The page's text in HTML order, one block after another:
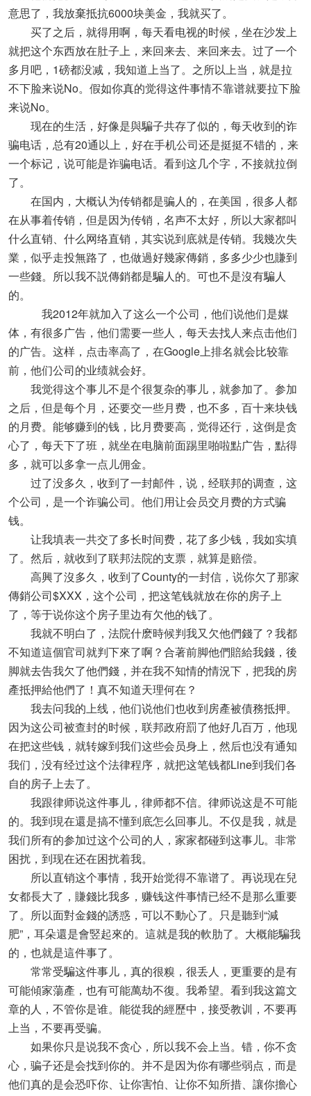
意思了，我放棄抵抗6000块美金，我就买了。
买了之后，就得用啊，每天看电视的时候，坐在沙发上
就把这个东西放在肚子上，来回来去、来回来去。过了一个
多月吧，1磅都没减，我知道上当了。之所以上当，就是拉
不下脸来说No。假如你真的觉得这件事情不靠谱就要拉下脸
来说No。
现在的生活，好像是與騙子共存了似的，每天收到的诈
骗电话，总有20通以上，好在手机公司还是挺挺不错的，来
一个标记，说可能是诈骗电话。看到这几个字，不接就拉倒
了。
在国内，大概认为传销都是骗人的，在美国，很多人都
在从事着传销，但是因为传销，名声不太好，所以大家都叫
什么直销、什么网络直销，其实说到底就是传销。我幾次失
業，似乎走投無路了，也做過好幾家傳銷，多多少少也賺到
一些錢。所以我不説傳銷都是騙人的。可也不是沒有騙人
的。
我2012年就加入了这么一个公司，他们说他们是媒
体，有很多广告，他们需要一些人，每天去找人来点击他们
的广告。这样，点击率高了，在Google上排名就会比较靠
前，他们公司的业绩就会好。
我觉得这个事儿不是个很复杂的事儿，就参加了。参加
之后，但是每个月，还要交一些月费，也不多，百十来块钱
的月费。能够赚到的钱，比月费要高，觉得还行，这倒是贪
心了，每天下了班，就坐在电脑前面踢里啪啦點广告，點得
多，就可以多拿一点儿佣金。
过了没多久，收到了一封邮件，说，经联邦的调查，这
个公司，是一个诈骗公司。他们用让会员交月费的方式骗
钱。
让我填表一共交了多长时间费，花了多少钱，我如实填
了。然后，就收到了联邦法院的支票，就算是赔偿。
高興了沒多久，收到了County的一封信，说你欠了那家
傳銷公司$XXX，这个公司，把这笔钱就放在你的房子上
了，等于说你这个房子里边有欠他的钱了。
我就不明白了，法院什麽時候判我又欠他們錢了？我都
不知道這個官司就判下來了啊？合著前脚他們賠給我錢，後
脚就去告我欠了他們錢，并在我不知情的情況下，把我的房
產抵押給他們了！真不知道天理何在？
我去问我的上线，他们说他们也收到房產被債務抵押。
因为这公司被查封的时候，联邦政府罰了他好几百万，他现
在把这些钱，就转嫁到我们这些会员身上，然后也没有通知
我们，没有经过这个法律程序，就把这笔钱都Line到我们各
自的房子上去了。
我跟律师说这件事儿，律师都不信。律师说这是不可能
的。我到現在還是搞不懂到底怎么回事儿。不仅是我，就是
我们所有的参加过这个公司的人，家家都碰到这事儿。非常
困扰，到现在还在困扰着我。
所以直销这个事情，我开始觉得不靠谱了。再说现在兒
女都長大了，賺錢比我多，赚钱这件事情已经不是那么重要
了。所以面對金錢的誘惑，可以不動心了。只是聽到“減
肥”，耳朵還是會竪起來的。這就是我的軟肋了。大概能騙我
的，也就是這件事了。
常常受騙这件事儿，真的很糗，很丢人，更重要的是有
可能傾家蕩產，也有可能萬劫不復。我希望。看到我这篇文
章的人，不管你是谁。能從我的經歷中，接受教训，不要再
上当，不要再受骗。
如果你只是说我不贪心，所以我不会上当。错，你不贪
心，骗子还是会找到你的。并不是因为你有哪些弱点，而是
他们真的是会恐吓你、让你害怕、让你不知所措、讓你擔心